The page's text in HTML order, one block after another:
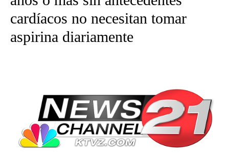
cardíacos no necesitan tomar
aspirina diariamente